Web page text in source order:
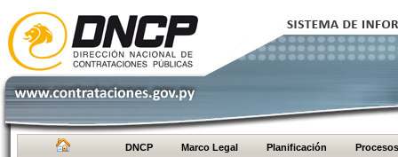
DNCP Marco Legal Planificación Procesos